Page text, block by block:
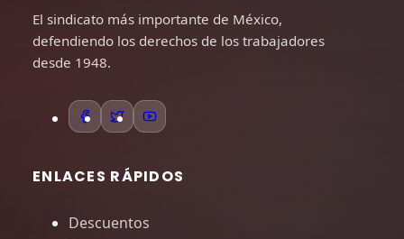
El sindicato más importante de México,
defendiendo los derechos de los trabajadores
desde 1948.
ENLACES RÁPIDOS
Descuentos